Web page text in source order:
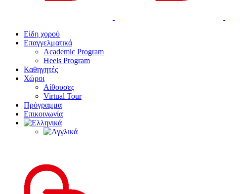
Είδη χορού
Επαγγελματικά
Academic Program
Heels Program
Καθηγητές
Χώροι
Αίθουσες
Virtual Tour
Πρόγραμμα
Επικοινωνία